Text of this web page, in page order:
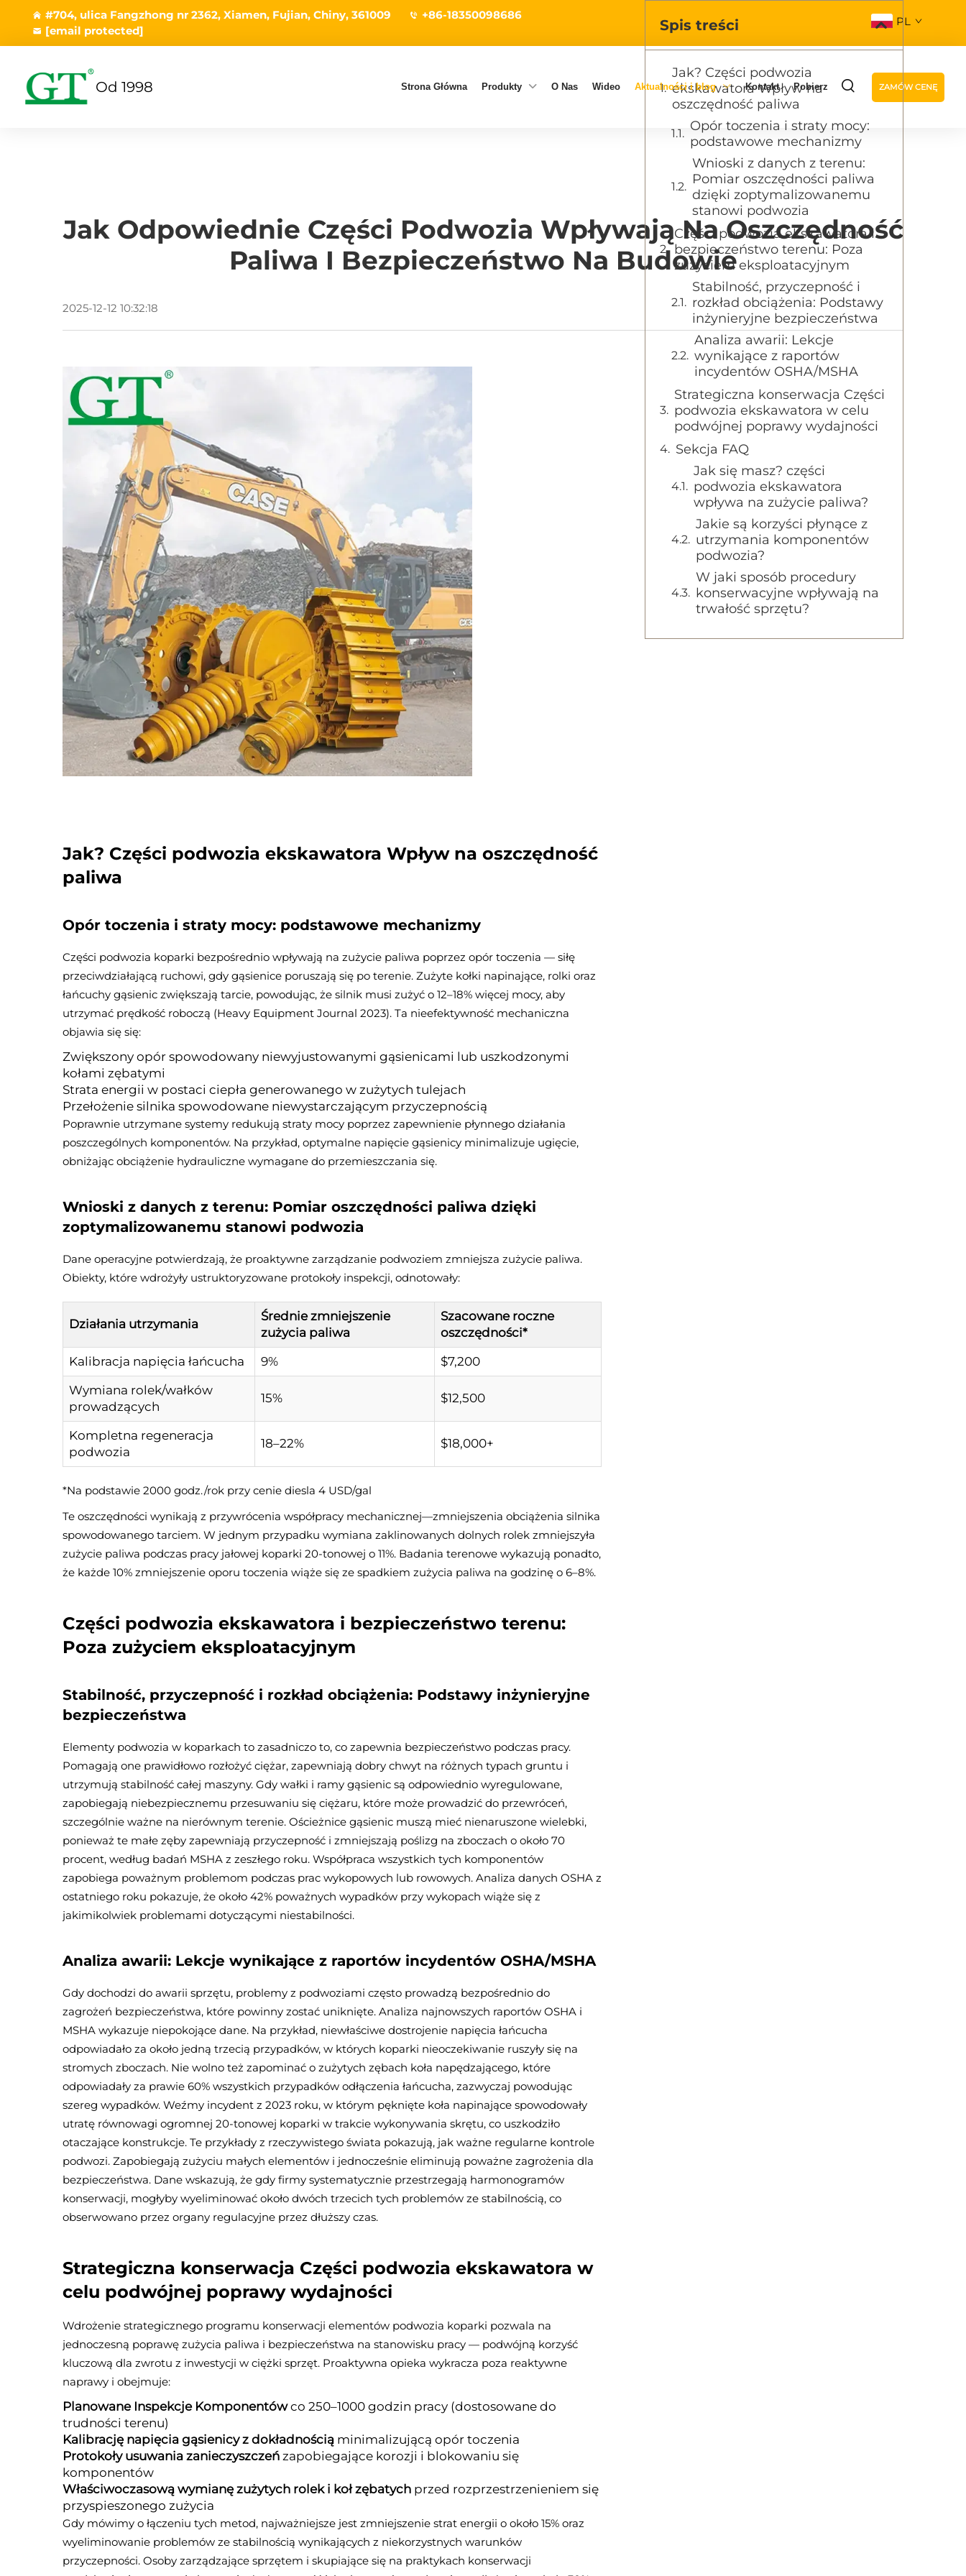
#704, ulica Fangzhong nr 2362, Xiamen, Fujian, Chiny, 361009
+86-18350098686
[email protected]
PL
Od 1998 Strona Główna Produkty O Nas Wideo Aktualności i blog Kontakt Pobierz ZAMÓW CENĘ
Jak Odpowiednie Części Podwozia Wpływają Na Oszczędność
Paliwa I Bezpieczeństwo Na Budowie
2025-12-12 10:32:18
Jak? Części podwozia ekskawatora Wpływ na oszczędność
paliwa
Opór toczenia i straty mocy: podstawowe mechanizmy
Części podwozia koparki bezpośrednio wpływają na zużycie paliwa poprzez opór toczenia — siłę
przeciwdziałającą ruchowi, gdy gąsienice poruszają się po terenie. Zużyte kołki napinające, rolki oraz
łańcuchy gąsienic zwiększają tarcie, powodując, że silnik musi zużyć o 12–18% więcej mocy, aby
utrzymać prędkość roboczą (Heavy Equipment Journal 2023). Ta nieefektywność mechaniczna
objawia się się:
Zwiększony opór spowodowany niewyjustowanymi gąsienicami lub uszkodzonymi
kołami zębatymi
Strata energii w postaci ciepła generowanego w zużytych tulejach
Przełożenie silnika spowodowane niewystarczającym przyczepnością
Poprawnie utrzymane systemy redukują straty mocy poprzez zapewnienie płynnego działania
poszczególnych komponentów. Na przykład, optymalne napięcie gąsienicy minimalizuje ugięcie,
obniżając obciążenie hydrauliczne wymagane do przemieszczania się.
Wnioski z danych z terenu: Pomiar oszczędności paliwa dzięki
zoptymalizowanemu stanowi podwozia
Dane operacyjne potwierdzają, że proaktywne zarządzanie podwoziem zmniejsza zużycie paliwa.
Obiekty, które wdrożyły ustruktoryzowane protokoły inspekcji, odnotowały:
Działania utrzymania
Średnie zmniejszenie
zużycia paliwa
Szacowane roczne
oszczędności*
Kalibracja napięcia łańcucha
9%
$7,200
Wymiana rolek/wałków
prowadzących
15% $12,500
Kompletna regeneracja
podwozia
18–22% $18,000+
*Na podstawie 2000 godz./rok przy cenie diesla 4 USD/gal
Te oszczędności wynikają z przywrócenia współpracy mechanicznej—zmniejszenia obciążenia silnika
spowodowanego tarciem. W jednym przypadku wymiana zaklinowanych dolnych rolek zmniejszyła
zużycie paliwa podczas pracy jałowej koparki 20-tonowej o 11%. Badania terenowe wykazują ponadto,
że każde 10% zmniejszenie oporu toczenia wiąże się ze spadkiem zużycia paliwa na godzinę o 6–8%.
Części podwozia ekskawatora i bezpieczeństwo terenu:
Poza zużyciem eksploatacyjnym
Stabilność, przyczepność i rozkład obciążenia: Podstawy inżynieryjne
bezpieczeństwa
Elementy podwozia w koparkach to zasadniczo to, co zapewnia bezpieczeństwo podczas pracy.
Pomagają one prawidłowo rozłożyć ciężar, zapewniają dobry chwyt na różnych typach gruntu i
utrzymują stabilność całej maszyny. Gdy wałki i ramy gąsienic są odpowiednio wyregulowane,
zapobiegają niebezpiecznemu przesuwaniu się ciężaru, które może prowadzić do przewróceń,
szczególnie ważne na nierównym terenie. Ościeżnice gąsienic muszą mieć nienaruszone wielebki,
ponieważ te małe zęby zapewniają przyczepność i zmniejszają poślizg na zboczach o około 70
procent, według badań MSHA z zeszłego roku. Współpraca wszystkich tych komponentów
zapobiega poważnym problemom podczas prac wykopowych lub rowowych. Analiza danych OSHA z
ostatniego roku pokazuje, że około 42% poważnych wypadków przy wykopach wiąże się z
jakimikolwiek problemami dotyczącymi niestabilności.
Analiza awarii: Lekcje wynikające z raportów incydentów OSHA/MSHA
Gdy dochodzi do awarii sprzętu, problemy z podwoziami często prowadzą bezpośrednio do
zagrożeń bezpieczeństwa, które powinny zostać uniknięte. Analiza najnowszych raportów OSHA i
MSHA wykazuje niepokojące dane. Na przykład, niewłaściwe dostrojenie napięcia łańcucha
odpowiadało za około jedną trzecią przypadków, w których koparki nieoczekiwanie ruszyły się na
stromych zboczach. Nie wolno też zapominać o zużytych zębach koła napędzającego, które
odpowiadały za prawie 60% wszystkich przypadków odłączenia łańcucha, zazwyczaj powodując
szereg wypadków. Weźmy incydent z 2023 roku, w którym pęknięte koła napinające spowodowały
utratę równowagi ogromnej 20-tonowej koparki w trakcie wykonywania skrętu, co uszkodziło
otaczające konstrukcje. Te przykłady z rzeczywistego świata pokazują, jak ważne regularne kontrole
podwozi. Zapobiegają zużyciu małych elementów i jednocześnie eliminują poważne zagrożenia dla
bezpieczeństwa. Dane wskazują, że gdy firmy systematycznie przestrzegają harmonogramów
konserwacji, mogłyby wyeliminować około dwóch trzecich tych problemów ze stabilnością, co
obserwowano przez organy regulacyjne przez dłuższy czas.
Strategiczna konserwacja Części podwozia ekskawatora w
celu podwójnej poprawy wydajności
Wdrożenie strategicznego programu konserwacji elementów podwozia koparki pozwala na
jednoczesną poprawę zużycia paliwa i bezpieczeństwa na stanowisku pracy — podwójną korzyść
kluczową dla zwrotu z inwestycji w ciężki sprzęt. Proaktywna opieka wykracza poza reaktywne
naprawy i obejmuje:
Planowane Inspekcje Komponentówco 250–1000 godzin pracy (dostosowane do
trudności terenu)
Kalibrację napięcia gąsienicy z dokładnością minimalizującą opór toczenia
Protokoły usuwania zanieczyszczeń zapobiegające korozji i blokowaniu się
komponentów
Właściwoczasową wymianę zużytych rolek i koł zębatych przed rozprzestrzenieniem się
przyspieszonego zużycia
Gdy mówimy o łączeniu tych metod, najważniejsze jest zmniejszenie strat energii o około 15% oraz
wyeliminowanie problemów ze stabilnością wynikających z niekorzystnych warunków
przyczepności. Osoby zarządzające sprzętem i skupiające się na praktykach konserwacji
Spis treści
Jak? Części podwozia
ekskawatora Wpływ na
oszczędność paliwa
Opór toczenia i straty mocy:
podstawowe mechanizmy
Wnioski z danych z terenu:
Pomiar oszczędności paliwa
dzięki zoptymalizowanemu
stanowi podwozia
Części podwozia ekskawatora i
bezpieczeństwo terenu: Poza
zużyciem eksploatacyjnym
Stabilność, przyczepność i
rozkład obciążenia: Podstawy
inżynieryjne bezpieczeństwa
Analiza awarii: Lekcje
wynikające z raportów
incydentów OSHA/MSHA
Strategiczna konserwacja Części
podwozia ekskawatora w celu
podwójnej poprawy wydajności
Sekcja FAQ
Jak się masz? części
podwozia ekskawatora
wpływa na zużycie paliwa?
Jakie są korzyści płynące z
utrzymania komponentów
podwozia?
W jaki sposób procedury
konserwacyjne wpływają na
trwałość sprzętu?